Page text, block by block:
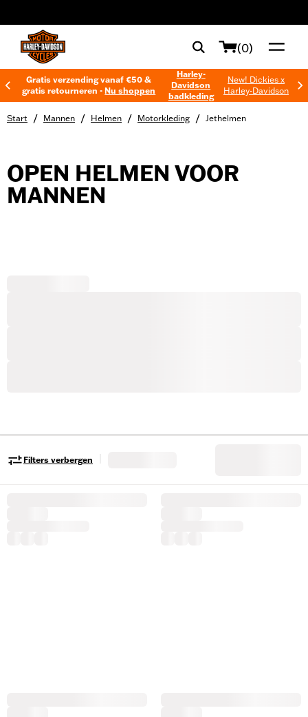
(0)
Gratis verzending vanaf €50 &
gratis retourneren -Nu shoppen
Harley-
Davidson
badkleding
New! Dickies x
Harley-Davidson
Start / Mannen / Helmen / Motorkleding / Jethelmen
OPEN HELMEN VOOR
MANNEN
Filters verbergen